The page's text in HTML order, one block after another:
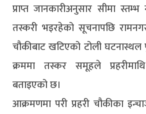
प्राप्त जानकारीअनुसार सीमा
तस्करी भइरहेको सूचनापछि रामनगर
चौकीबाट खटिएको टोली घटनास्थल
क्रममा तस्कर समूहले
बताइएको छ।
आक्रमणमा परी प्रहरी चौकीका